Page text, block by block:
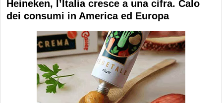
Heineken, l’Italia cresce a una cifra. Calo
dei consumi in America ed Europa